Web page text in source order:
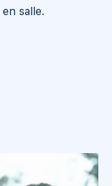
salle.